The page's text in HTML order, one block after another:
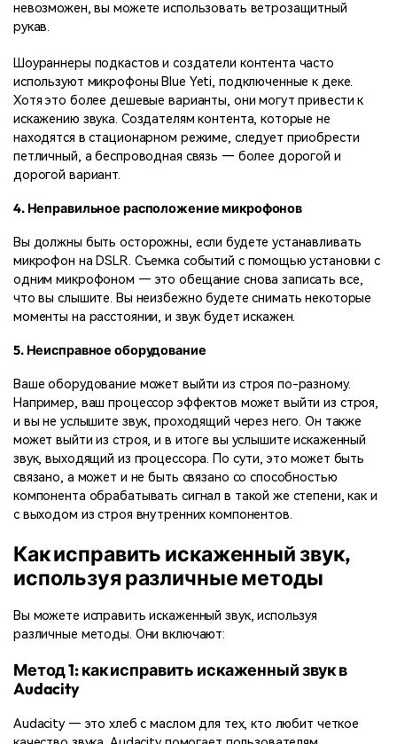
невозможен, вы можете использовать ветрозащитный
рукав.
Шоураннеры подкастов и создатели контента часто
используют микрофоны Blue Yeti, подключенные к деке.
Хотя это более дешевые варианты, они могут привести к
искажению звука. Создателям контента, которые не
находятся в стационарном режиме, следует приобрести
петличный, а беспроводная связь — более дорогой и
дорогой вариант.
4. Неправильное расположение микрофонов
Вы должны быть осторожны, если будете устанавливать
микрофон на DSLR. Съемка событий с помощью установки с
одним микрофоном — это обещание снова записать все,
что вы слышите. Вы неизбежно будете снимать некоторые
моменты на расстоянии, и звук будет искажен.
5. Неисправное оборудование
Ваше оборудование может выйти из строя по-разному.
Например, ваш процессор эффектов может выйти из строя,
и вы не услышите звук, проходящий через него. Он также
может выйти из строя, и в итоге вы услышите искаженный
звук, выходящий из процессора. По сути, это может быть
связано, а может и не быть связано со способностью
компонента обрабатывать сигнал в такой же степени, как и
с выходом из строя внутренних компонентов.
Как исправить искаженный звук,
используя различные методы
Вы можете исправить искаженный звук, используя
различные методы. Они включают:
Метод 1: как исправить искаженный звук в
Audacity
Audacity — это хлеб с маслом для тех, кто любит четкое